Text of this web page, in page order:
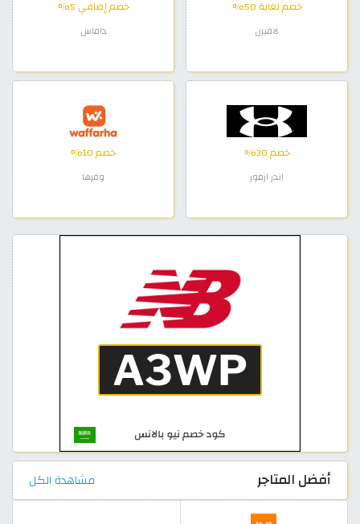
خصم لغاية 50%
لافيرن
خصم إضافي 5%
داماس
خصم 30%
اندر ارمور
خصم 10%
وفرها
أفضل المتاجر مشاهدة الكل